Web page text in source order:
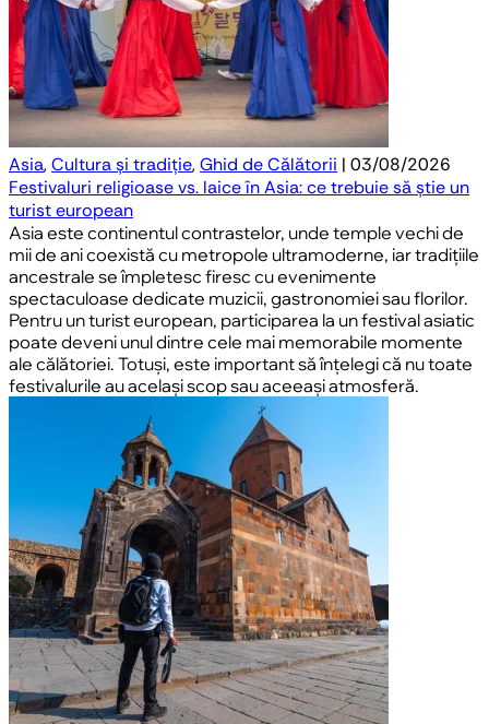
Asia,Cultura și tradiție,Ghid de Călătorii | 03/08/2026
Festivaluri religioase vs. laice în Asia: ce trebuie să știe un
turist european
Asia este continentul contrastelor, unde temple vechi de
mii de ani coexistă cu metropole ultramoderne, iar tradițiile
ancestrale se împletesc firesc cu evenimente
spectaculoase dedicate muzicii, gastronomiei sau florilor.
Pentru un turist european, participarea la un festival asiatic
poate deveni unul dintre cele mai memorabile momente
ale călătoriei. Totuși, este important să înțelegi că nu toate
festivalurile au același scop sau aceeași atmosferă.